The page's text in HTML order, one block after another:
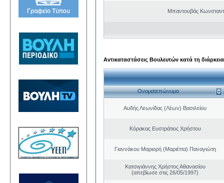
Μπαντουβάς
Αντικαταστάσεις Βουλευτών κατά τη
Ονοματεπώνυμο
Αυδής Λεωνίδας (Λέων) Βασιλείου
Κόρακας Ευστράτιος Χρήστου
Γιαννάκου Μαριορή (Μαριέττα) Παναγιώτη
Κατσιγιάννης Χρήστος Αθανασίου
(απεβίωσε στις 26/05/1997)